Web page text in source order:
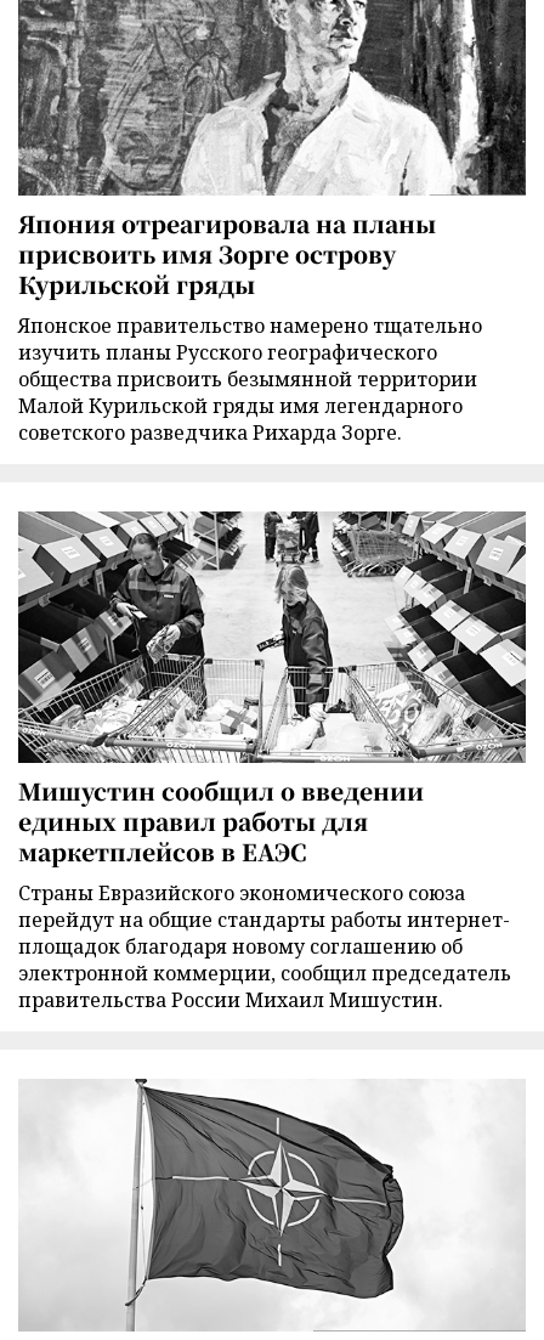
Япония отреагировала на планы
присвоить имя Зорге острову
Курильской гряды
Японское правительство намерено тщательно
изучить планы Русского географического
общества присвоить безымянной территории
Малой Курильской гряды имя легендарного
советского разведчика Рихарда Зорге.
Мишустин сообщил о введении
единых правил работы для
маркетплейсов в ЕАЭС
Страны Евразийского экономического союза
перейдут на общие стандарты работы интернет-
площадок благодаря новому соглашению об
электронной коммерции, сообщил председатель
правительства России Михаил Мишустин.